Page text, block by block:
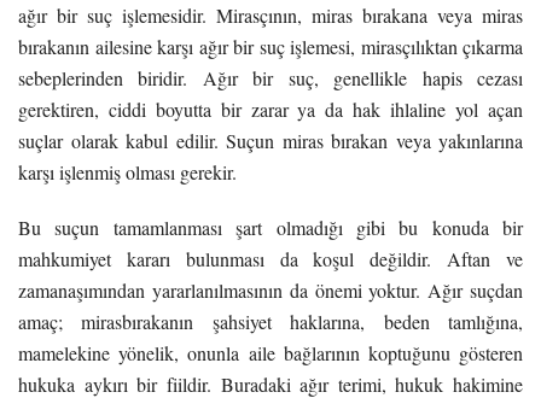
ağır bir suç işlemesidir. Mirasçının, miras bırakana veya miras
bırakanın ailesine karşı ağır bir suç işlemesi, mirasçılıktan çıkarma
sebeplerinden biridir. Ağır bir suç, genellikle hapis cezası
gerektiren, ciddi boyutta bir zarar ya da hak ihlaline yol açan
suçlar olarak kabul edilir. Suçun miras bırakan veya yakınlarına
karşı işlenmiş olması gerekir.
Bu suçun tamamlanması şart olmadığı gibi bu konuda bir
mahkumiyet kararı bulunması da koşul değildir. Aftan ve
zamanaşımından yararlanılmasının da önemi yoktur. Ağır suçdan
amaç; mirasbırakanın şahsiyet haklarına, beden tamlığına,
mamelekine yönelik, onunla aile bağlarının koptuğunu gösteren
hukuka aykırı bir fiildir. Buradaki ağır terimi, hukuk hakimine